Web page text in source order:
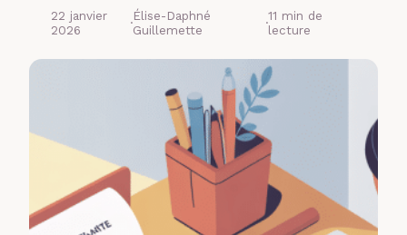
22 janvier
2026
·Élise-Daphné
Guillemette
·11 min de
lecture